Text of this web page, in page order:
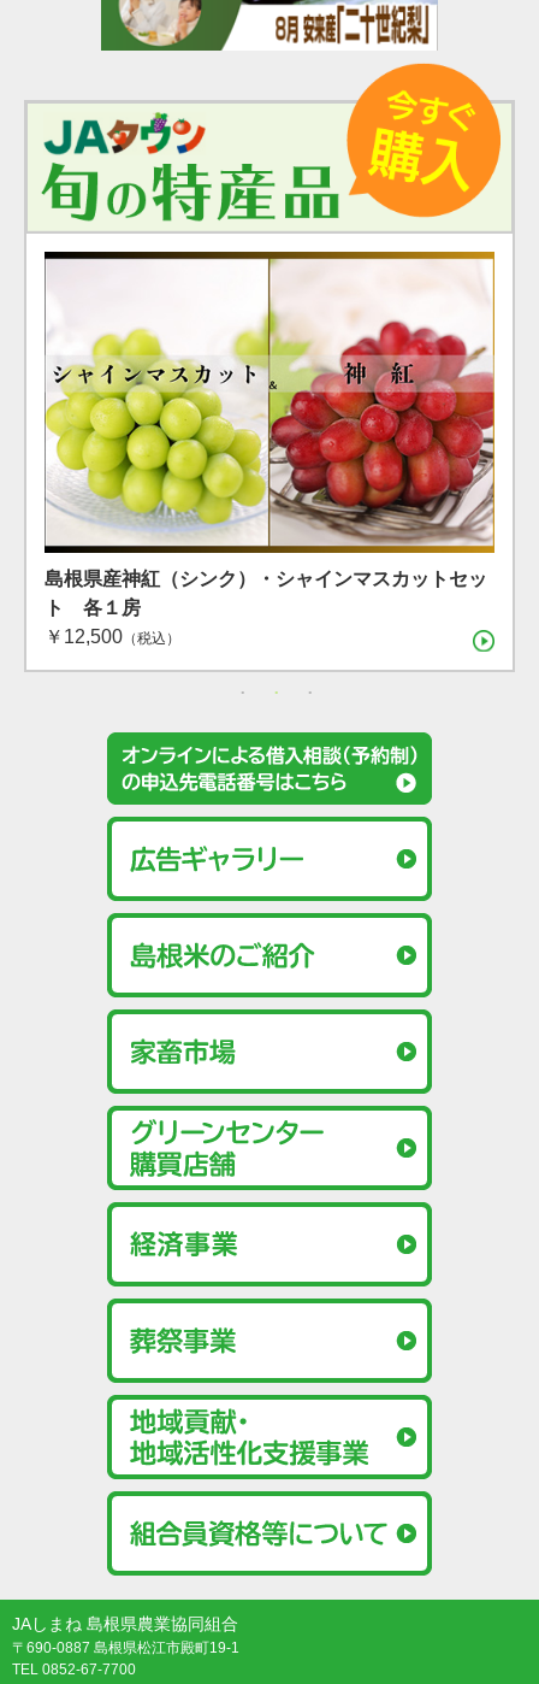
島根県産 シャインマスカット １房（600g）（7月下
旬〜8月上旬）
（税込）
島根県産神紅（シンク）・シャインマスカットセッ
ト 各１房
￥12,500 （税込）
島根県産 アールスメロン2玉箱
（税込）
JAしまね 島根県農業協同組合
〒690-0887 島根県松江市殿町19-1
TEL 0852-67-7700